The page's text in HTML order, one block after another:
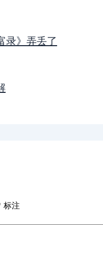
录》弄丢了
标注